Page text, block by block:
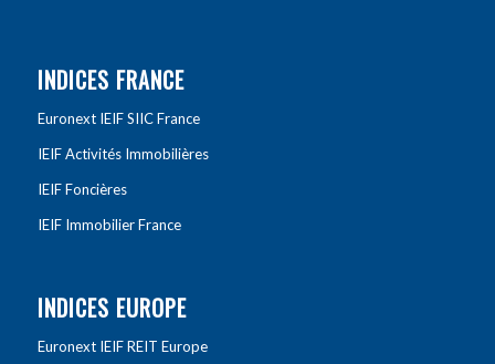
INDICES FRANCE
Euronext IEIF SIIC France
IEIF Activités Immobilières
IEIF Foncières
IEIF Immobilier France
INDICES EUROPE
Euronext IEIF REIT Europe